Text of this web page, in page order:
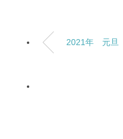
2021年 元旦